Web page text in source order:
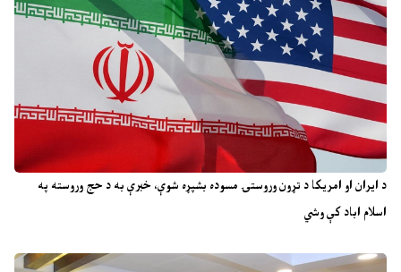
د ایران او امریکا د تړون وروستۍ مسوده بشپړه شوې، خبرې به د حج وروسته په
اسلام اباد کې وشي